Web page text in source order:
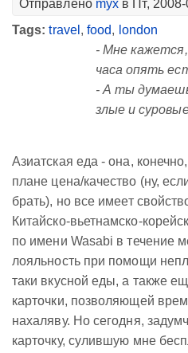
Отправлено myx в Пт,
Tags:travel ,food, london
- Мне кажется,
часа опять
- А ты
злые и
Азиатская еда - она,
плане цена/качество (ну,
брать), но все имеет
Китайско-вьетнамско-
по имени Wasabi в течение
лояльность при помощи
таки вкусной еды, а также
карточки, позволяющей
нахаляву. Но сегодня,
карточку, сулившую мне